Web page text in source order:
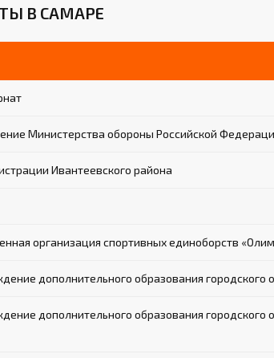
В САМАРЕ
Министерства обороны Российской
Ивантеевского района
организация спортивных единоборств
дополнительного образования городского
дополнительного образования